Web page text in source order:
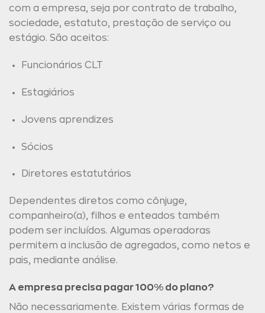
com a empresa, seja por contrato de trabalho,
sociedade, estatuto, prestação de serviço ou
estágio. São aceitos:
Funcionários CLT
Estagiários
Jovens aprendizes
Sócios
Diretores estatutários
Dependentes diretos como cônjuge,
companheiro(a), filhos e enteados também
podem ser incluídos. Algumas operadoras
permitem a inclusão de agregados, como netos e
pais, mediante análise.
A empresa precisa pagar 100% do plano?
Não necessariamente. Existem várias formas de